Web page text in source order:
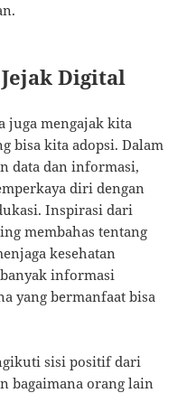
Digital
juga mengajak kita
bisa kita adopsi. Dalam
data dan informasi,
diri dengan
Inspirasi dari
membahas tentang
kesehatan
informasi
yang bermanfaat bisa
sisi positif dari
bagaimana orang lain